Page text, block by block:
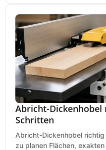
Abricht-
Schritten
Abricht-Dickenhobel
zu planen Flächen,